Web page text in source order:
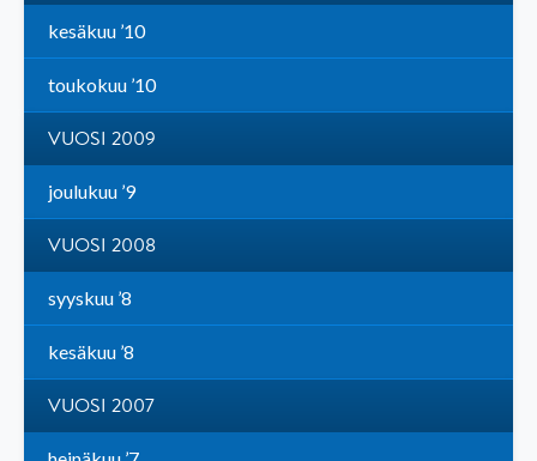
kesäkuu ’10
toukokuu ’10
VUOSI 2009
joulukuu ’9
VUOSI 2008
syyskuu ’8
kesäkuu ’8
VUOSI 2007